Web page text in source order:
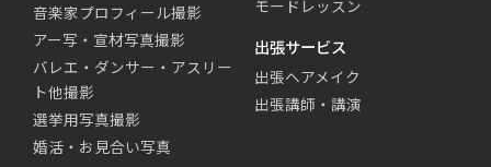
音楽家プロフィール撮影
アー写・宣材写真撮影
バレエ・ダンサー・アスリー
ト他撮影
選挙用写真撮影
婚活・お見合い写真
モードレッスン
出張サービス
出張ヘアメイク
出張講師・講演